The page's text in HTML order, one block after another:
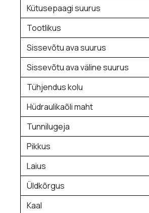
Kütusepaagi suurus
Tootlikus
Sissevõtu ava suurus
Sissevõtu ava väline suurus
Tühjendus kolu
Hüdraulikaõli maht
Tunnilugeja
Pikkus
Laius
Üldkõrgus
Kaal